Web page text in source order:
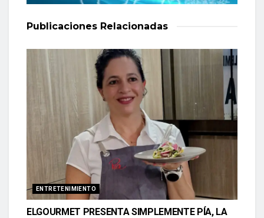
Publicaciones Relacionadas
ENTRETENIMIENTO
ELGOURMET PRESENTA SIMPLEMENTE PÍA, LA